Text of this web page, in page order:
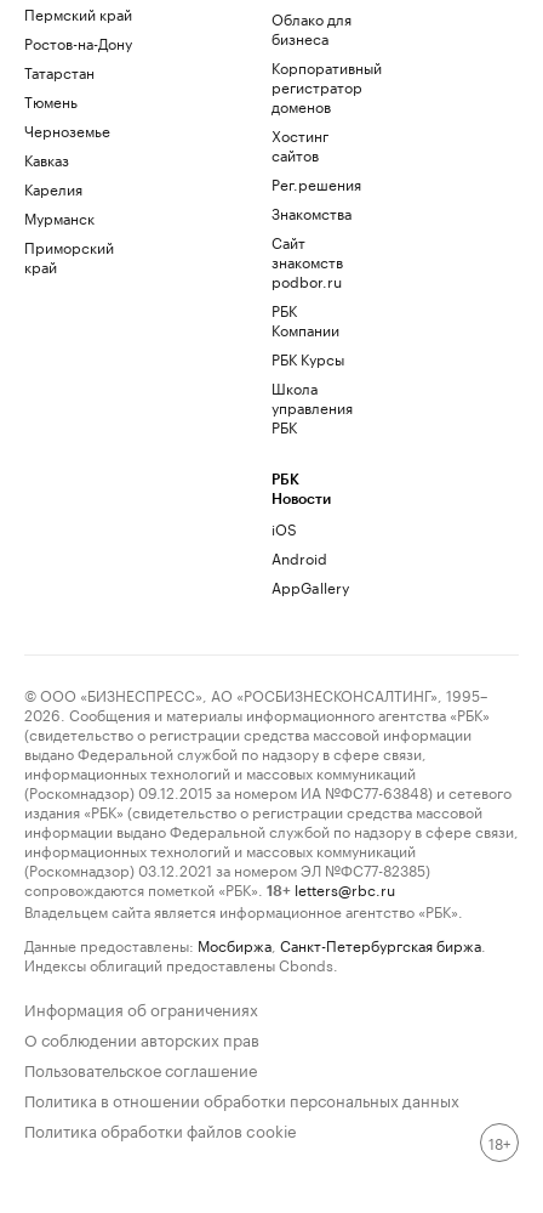
Пермский край
Ростов-на-Дону
Татарстан
Тюмень
Черноземье
Кавказ
Карелия
Мурманск
Приморский
край
Облако для
бизнеса
Корпоративный
регистратор
доменов
Хостинг
сайтов
Рег.решения
Знакомства
Сайт
знакомств
podbor.ru
РБК
Компании
РБК Курсы
Школа
управления
РБК
РБК
Новости
iOS
Android
AppGallery
© ООО «БИЗНЕСПРЕСС», АО «РОСБИЗНЕСКОНСАЛТИНГ», 1995–
2026. Сообщения и материалы информационного агентства «РБК»
(свидетельство о регистрации средства массовой информации
выдано Федеральной службой по надзору в сфере связи,
информационных технологий и массовых коммуникаций
(Роскомнадзор) 09.12.2015 за номером ИА №ФС77-63848) и сетевого
издания «РБК» (свидетельство о регистрации средства массовой
информации выдано Федеральной службой по надзору в сфере связи,
информационных технологий и массовых коммуникаций
(Роскомнадзор) 03.12.2021 за номером ЭЛ №ФС77-82385)
сопровождаются пометкой «РБК».
18+ letters@rbc.ru
Владельцем сайта является информационное агентство «РБК».
Данные предоставлены: Мосбиржа Санкт-Петербургская биржа
Индексы облигаций предоставлены Cbonds.
Информация об ограничениях
О соблюдении авторских прав
Пользовательское соглашение
Политика в отношении обработки персональных данных
Политика обработки файлов cookie
18+